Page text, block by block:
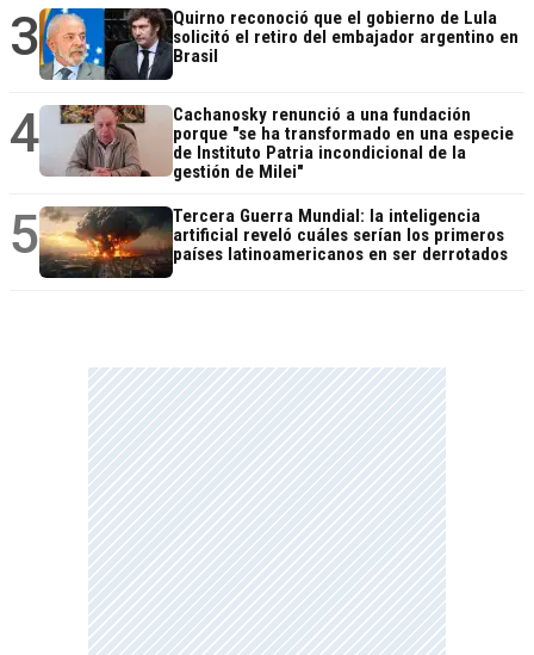
3
Quirno reconoció que el gobierno de Lula
solicitó el retiro del embajador argentino en
Brasil
4
Cachanosky renunció a una fundación
porque "se ha transformado en una especie
de Instituto Patria incondicional de la
gestión de Milei"
5
Tercera Guerra Mundial: la inteligencia
artificial reveló cuáles serían los primeros
países latinoamericanos en ser derrotados